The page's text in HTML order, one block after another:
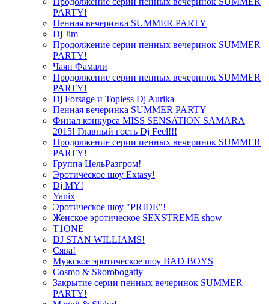
PARTY!
Пенная вечеринка SUMMER PARTY
Dj Jim
Продолжение серии пенных вечеринок SUMMER
PARTY!
Чаян Фамали
Продолжение серии пенных вечеринок SUMMER
PARTY!
Dj Forsage и Topless Dj Aurika
Пенная вечеринка SUMMER PARTY
Финал конкурса MISS SENSATION SAMARA
2015! Главный гость Dj Feel!!!
Продолжение серии пенных вечеринок SUMMER
PARTY!
Группа ЦельРазгром!
Эротическое шоу Extasy!
Dj MY!
Yanix
Эротическое шоу "PRIDE"!
Женское эротическое SEXSTREME show
T1ONE
DJ STAN WILLIAMS!
Сява!
Мужское эротическое шоу BAD BOYS
Cosmo & Skorobogatiy
Закрытие серии пенных вечеринок SUMMER
PARTY!